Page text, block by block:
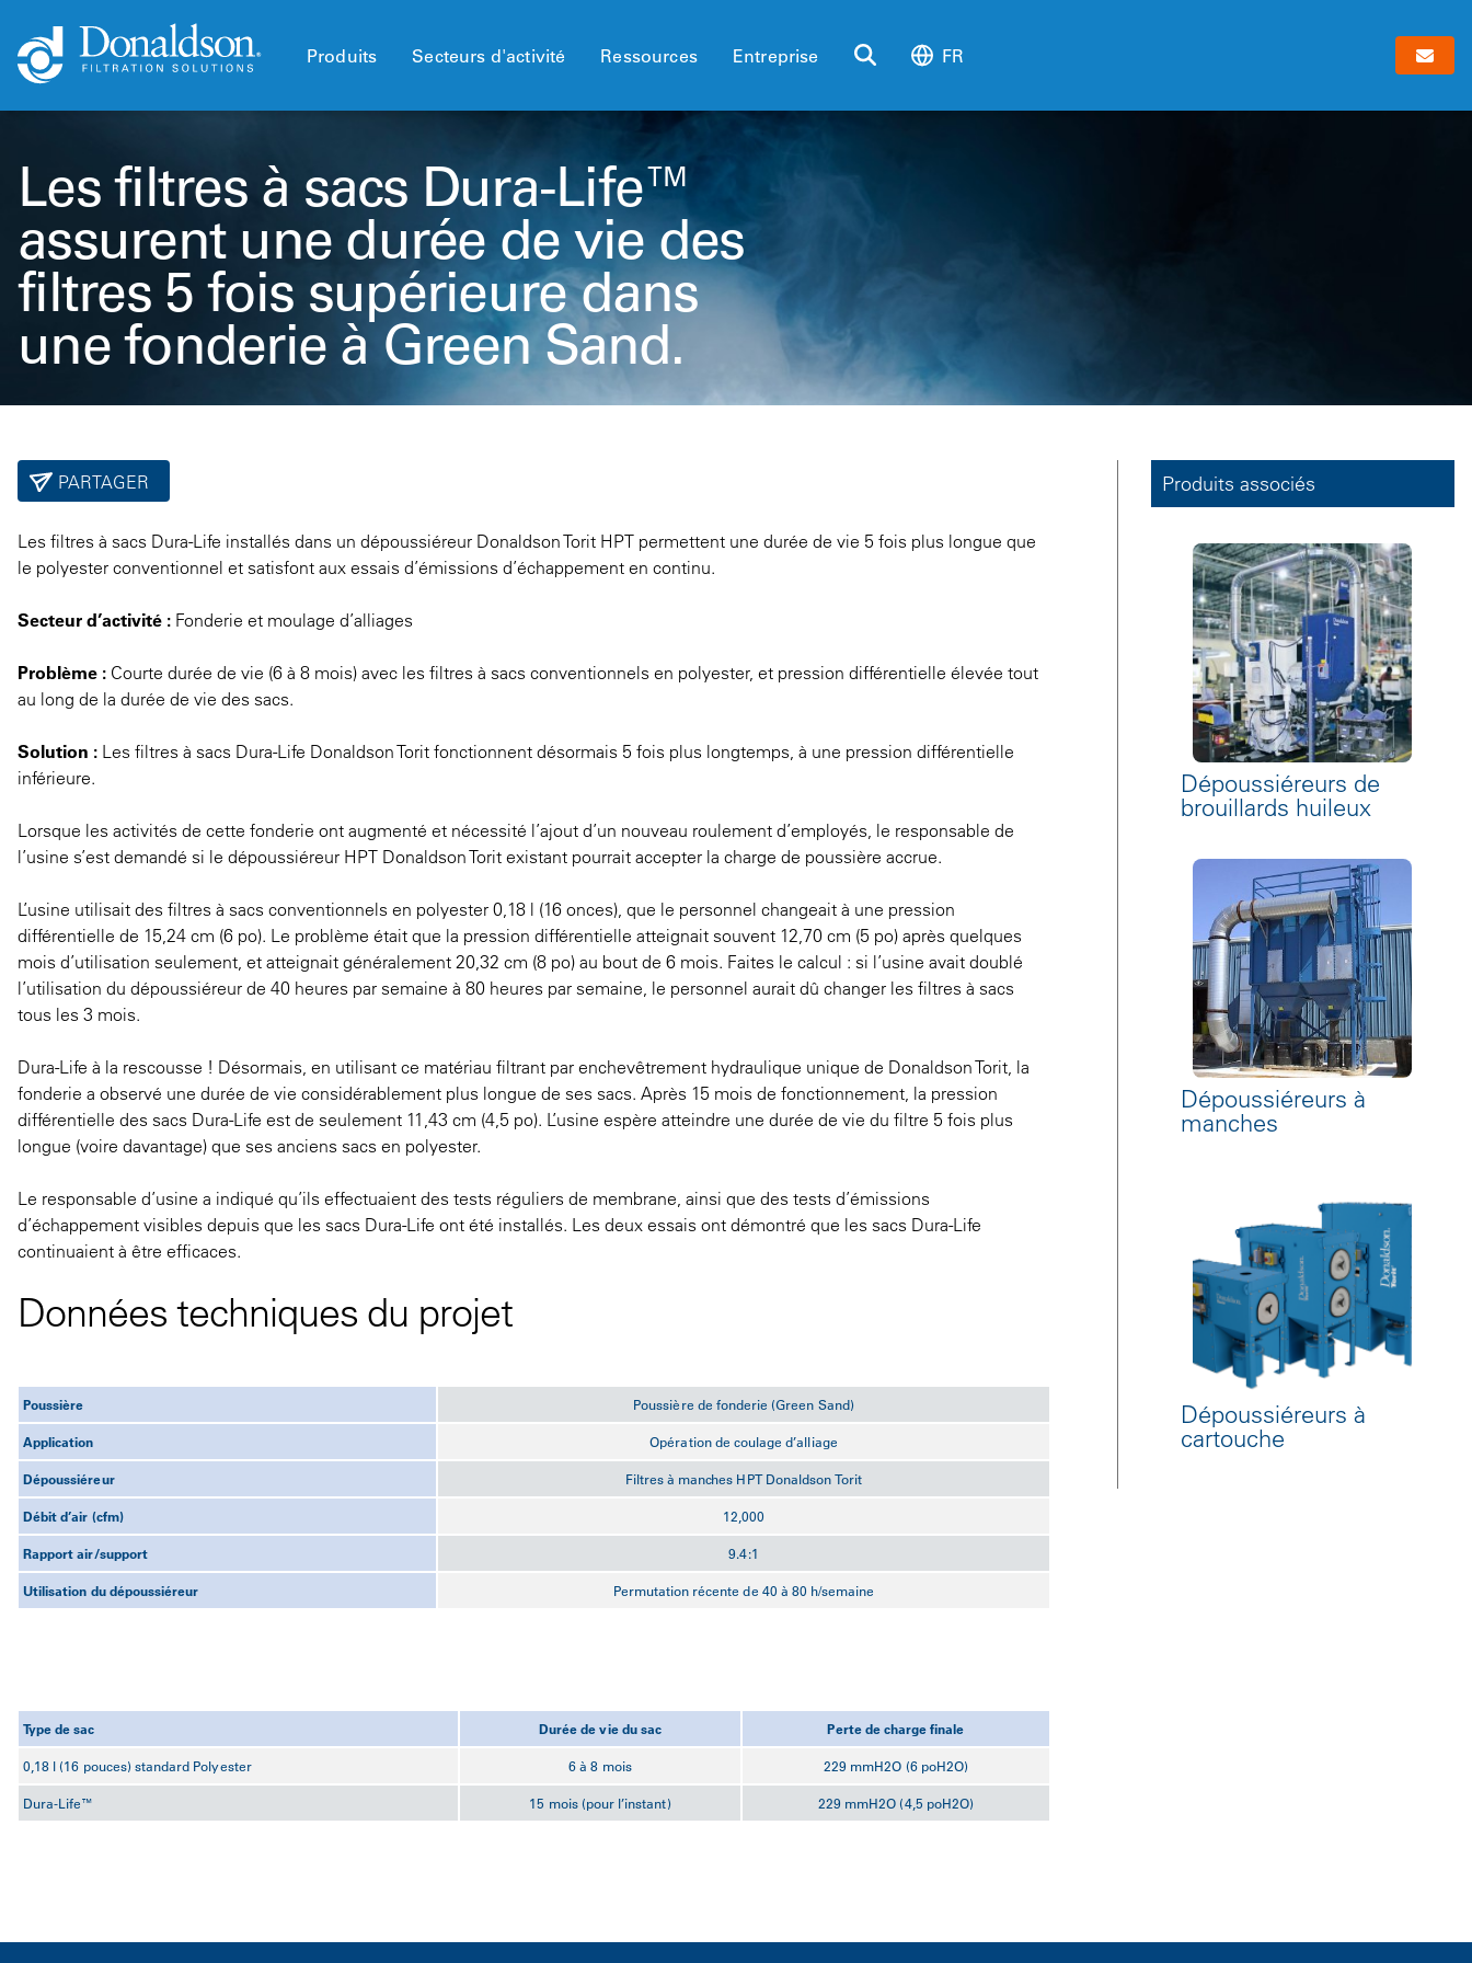
Produits Secteurs d'activité Ressources Entreprise FR
Les filtres à sacs Dura-Life™
assurent une durée de vie des
filtres 5 fois supérieure dans
une fonderie à Green Sand.
PARTAGER
Les filtres à sacs Dura-Life installés dans un dépoussiéreur Donaldson Torit HPT permettent une durée de vie 5 fois plus longue que
le polyester conventionnel et satisfont aux essais d’émissions d’échappement en continu.
Secteur d’activité : Fonderie et moulage d’alliages
Problème : Courte durée de vie (6 à 8 mois) avec les filtres à sacs conventionnels en polyester, et pression différentielle élevée tout
au long de la durée de vie des sacs.
Solution : Les filtres à sacs Dura-Life Donaldson Torit fonctionnent désormais 5 fois plus longtemps, à une pression différentielle
inférieure.
Lorsque les activités de cette fonderie ont augmenté et nécessité l’ajout d’un nouveau roulement d’employés, le responsable de
l’usine s’est demandé si le dépoussiéreur HPT Donaldson Torit existant pourrait accepter la charge de poussière accrue.
L’usine utilisait des filtres à sacs conventionnels en polyester 0,18 l (16 onces), que le personnel changeait à une pression
différentielle de 15,24 cm (6 po). Le problème était que la pression différentielle atteignait souvent 12,70 cm (5 po) après quelques
mois d’utilisation seulement, et atteignait généralement 20,32 cm (8 po) au bout de 6 mois. Faites le calcul : si l’usine avait doublé
l’utilisation du dépoussiéreur de 40 heures par semaine à 80 heures par semaine, le personnel aurait dû changer les filtres à sacs
tous les 3 mois.
Dura-Life à la rescousse ! Désormais, en utilisant ce matériau filtrant par enchevêtrement hydraulique unique de Donaldson Torit, la
fonderie a observé une durée de vie considérablement plus longue de ses sacs. Après 15 mois de fonctionnement, la pression
différentielle des sacs Dura-Life est de seulement 11,43 cm (4,5 po). L’usine espère atteindre une durée de vie du filtre 5 fois plus
longue (voire davantage) que ses anciens sacs en polyester.
Le responsable d’usine a indiqué qu’ils effectuaient des tests réguliers de membrane, ainsi que des tests d’émissions
d’échappement visibles depuis que les sacs Dura-Life ont été installés. Les deux essais ont démontré que les sacs Dura-Life
continuaient à être efficaces.
Données techniques du projet
Poussière Poussière de fonderie (Green Sand)
Application Opération de coulage d’alliage
Dépoussiéreur Filtres à manches HPT Donaldson Torit
Débit d’air (cfm) 12,000
Rapport air/support 9.4:1
Utilisation du dépoussiéreur Permutation récente de 40 à 80 h/semaine
Type de sac Durée de vie du sac Perte de charge finale
0,18 l (16 pouces) standard Polyester 6 à 8 mois 229 mmH2O (6 poH2O)
Dura-Life™ 15 mois (pour l’instant) 229 mmH2O (4,5 poH2O)
Produits associés
Dépoussiéreurs de
brouillards huileux
Dépoussiéreurs à
manches
Dépoussiéreurs à
cartouche